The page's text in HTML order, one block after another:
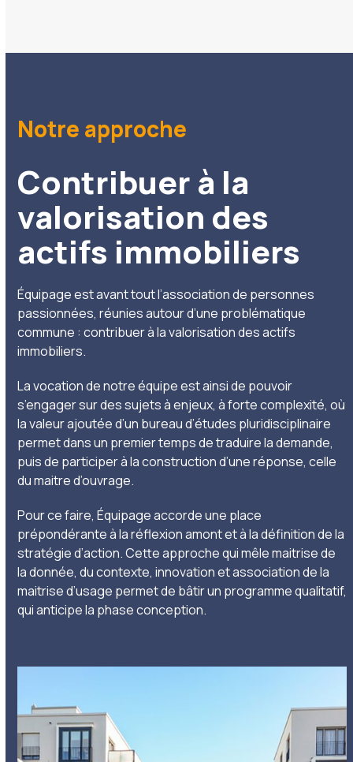
Notre approche
Contribuer à la
valorisation des
actifs immobiliers
Équipage est avant tout l’association de personnes
passionnées, réunies autour d’une problématique
commune : contribuer à la valorisation des actifs
immobiliers.
La vocation de notre équipe est ainsi de pouvoir
s’engager sur des sujets à enjeux, à forte complexité, où
la valeur ajoutée d’un bureau d’études pluridisciplinaire
permet dans un premier temps de traduire la demande,
puis de participer à la construction d’une réponse, celle
du maitre d’ouvrage.
Pour ce faire, Équipage accorde une place
prépondérante à la réflexion amont et à la définition de la
stratégie d’action. Cette approche qui mêle maitrise de
la donnée, du contexte, innovation et association de la
maitrise d’usage permet de bâtir un programme qualitatif,
qui anticipe la phase conception.